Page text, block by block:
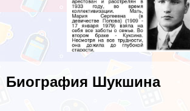
Биография Шукшина